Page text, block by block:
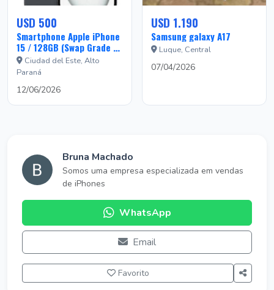
USD 500
Smartphone Apple iPhone
15 / 128GB (Swap Grade B)
USA - Black
Ciudad del Este, Alto
Paraná
12/06/2026
USD 1.190
Samsung galaxy A17
Luque, Central
07/04/2026
Bruna Machado
Somos uma empresa especializada em vendas
de iPhones
WhatsApp
Email
Favorito